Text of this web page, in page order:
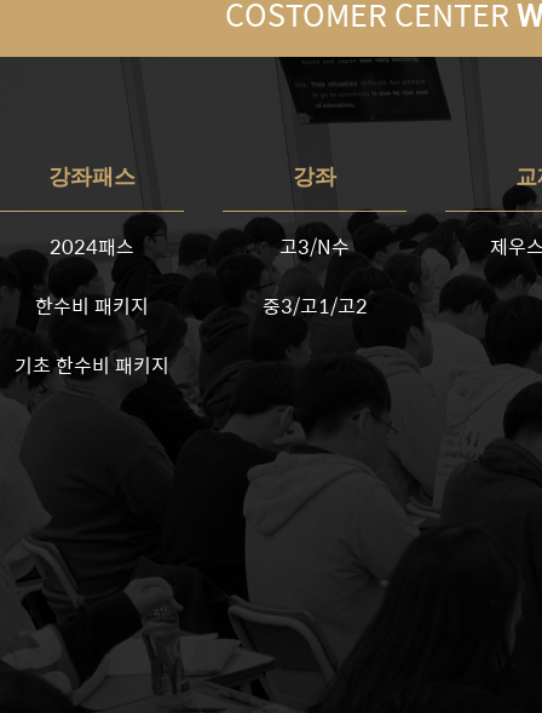
COSTOMER CENTER
강좌패스
2024패스
한수비 패키지
기초 한수비 패키지
강좌
고3/N수
중3/고1/고2
교
제우